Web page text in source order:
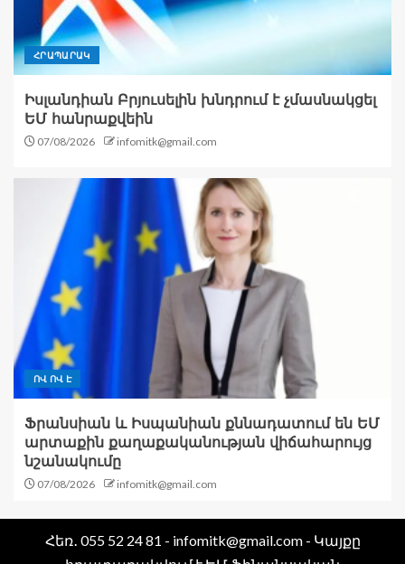
ՀՐԱՊԱՐԱԿ
Իսլանդիան Բրյուսելին խնդրում է չմասնակցել
ԵՄ հանրաքվեին
07/08/2026 infomitk@gmail.com
ՈՎ ՈՎ Է
Ֆրանսիան և Իսպանիան քննադատում են ԵՄ
արտաքին քաղաքականության վիճահարույց
նշանակումը
07/08/2026 infomitk@gmail.com
Հեռ․ 055 52 24 81 - infomitk@gmail.com - Կայքը